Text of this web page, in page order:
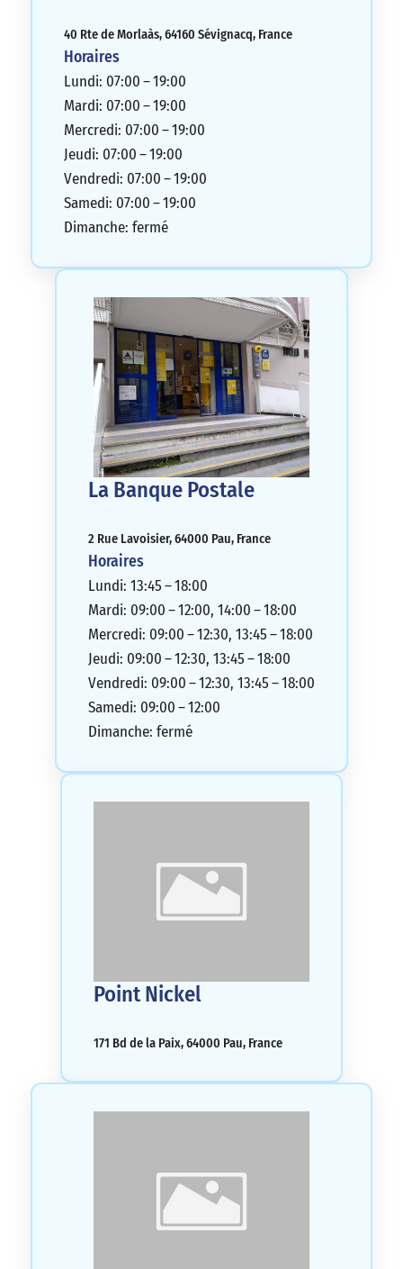
40 Rte de Morlaàs, 64160 Sévignacq, France
Horaires
Lundi: 07:00 – 19:00
Mardi: 07:00 – 19:00
Mercredi: 07:00 – 19:00
Jeudi: 07:00 – 19:00
Vendredi: 07:00 – 19:00
Samedi: 07:00 – 19:00
Dimanche: fermé
La Banque Postale
2 Rue Lavoisier, 64000 Pau, France
Horaires
Lundi: 13:45 – 18:00
Mardi: 09:00 – 12:00, 14:00 – 18:00
Mercredi: 09:00 – 12:30, 13:45 – 18:00
Jeudi: 09:00 – 12:30, 13:45 – 18:00
Vendredi: 09:00 – 12:30, 13:45 – 18:00
Samedi: 09:00 – 12:00
Dimanche: fermé
Point Nickel
171 Bd de la Paix, 64000 Pau, France